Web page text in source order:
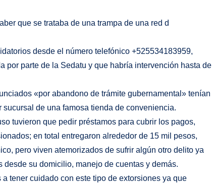
que se trataba de una trampa de una red d
desde el número telefónico +525534183959,
por parte de la Sedatu y que habría intervención hasta de
«por abandono de trámite gubernamental» tenían
de una famosa tienda de conveniencia.
tuvieron que pedir préstamos para cubrir los pagos,
en total entregaron alrededor de 15 mil pesos,
pero viven atemorizados de sufrir algún otro delito ya
su domicilio, manejo de cuentas y demás.
tener cuidado con este tipo de extorsiones ya que